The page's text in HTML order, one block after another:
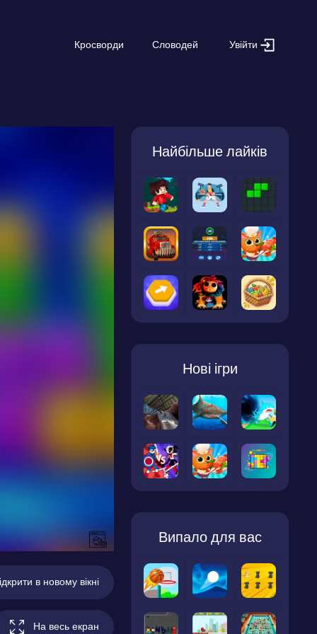
Кросворди Словодей Увійти
в новому вікні
На весь екран
Найбільше лайків
Нові ігри
Випало для вас